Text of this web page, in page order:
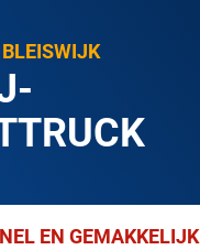
EN GEMAKKELIJK